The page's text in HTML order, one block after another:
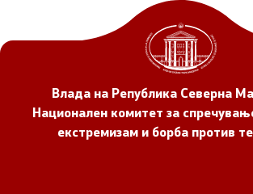
Со еден клик до сите услуги
Влада на Република Северна
Национален комитет за
екстремизам и борба против